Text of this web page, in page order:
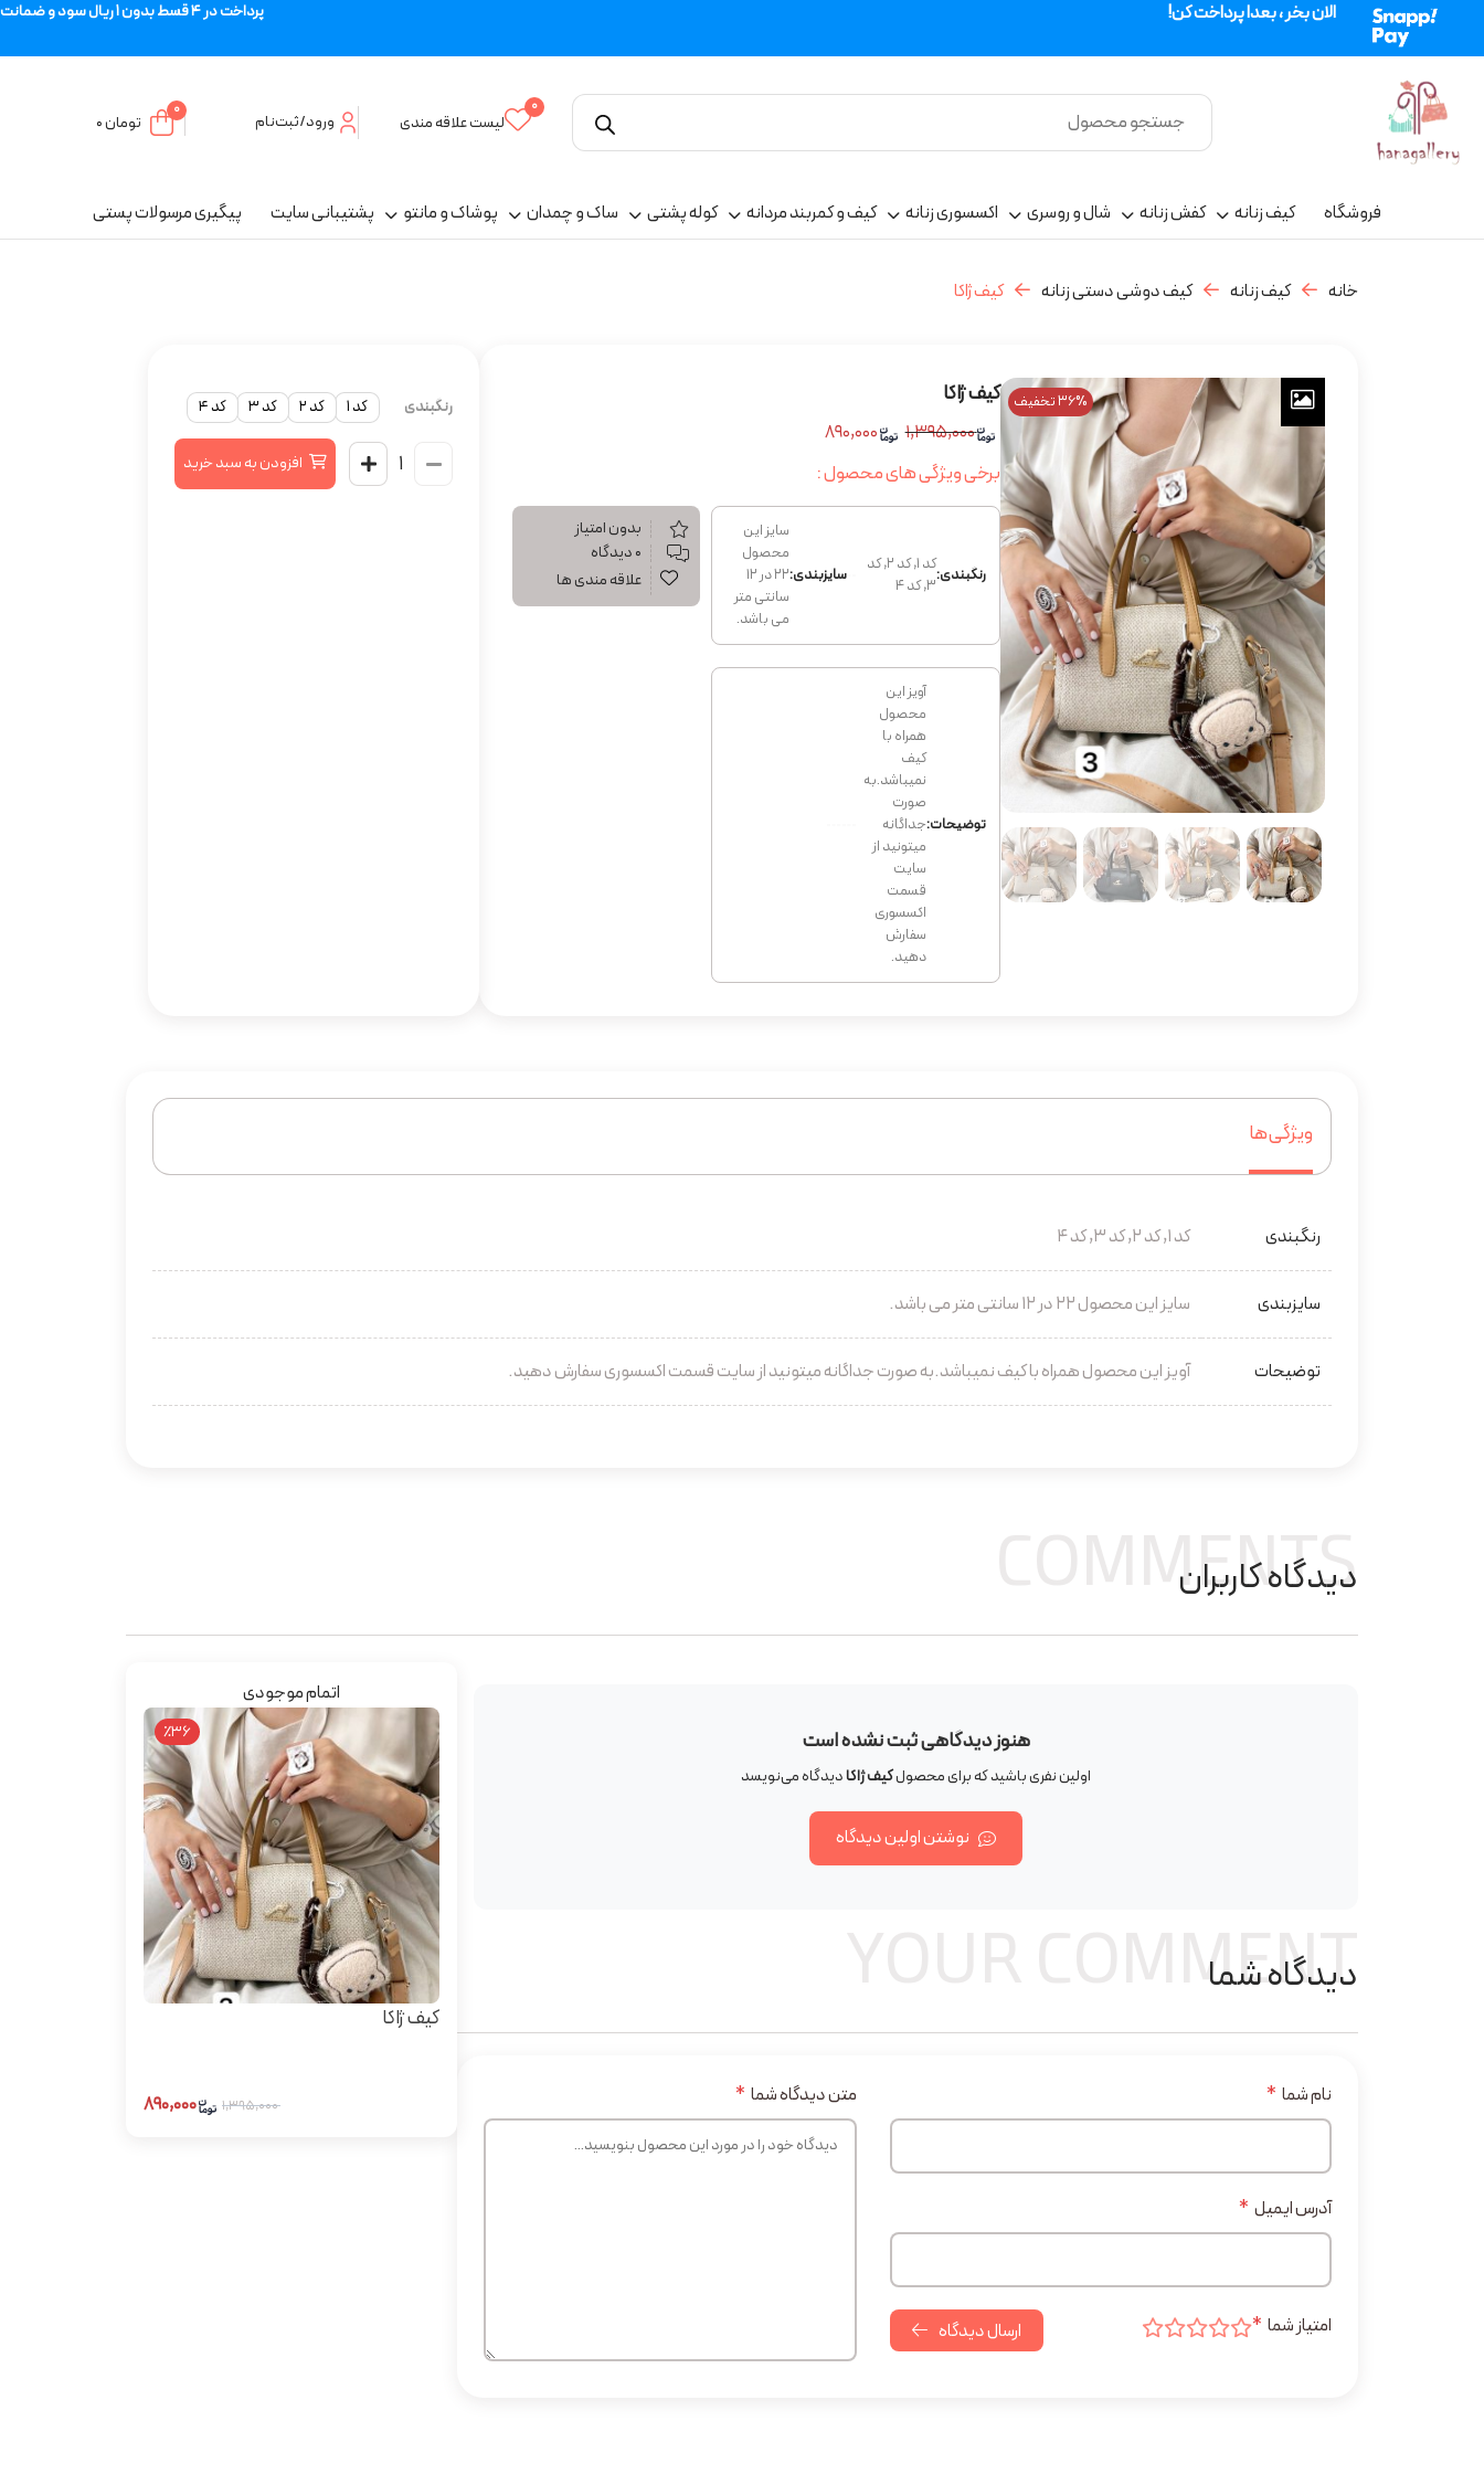
الان بخر ، بعدا پرداخت کن! پرداخت در 4 قسط بدون 1 ریال سود و ضمانت
0
لیست علاقه مندی ورود/ثبت‌نام
0
تومان
فروشگاه کیف زنانه کفش زنانه شال و روسری اکسسوری زنانه کیف و کمربند مردانه کوله پشتی ساک و چمدان پوشاک و مانتو پشتیبانی سایت پیگیری مرسولات پستی
خانه کیف زنانه کیف دوشی دستی زنانه کیف ژاکا
36% تخفیف کیف ژاکا
۱,۳۹۵,۰۰۰
برخی ویژگی های محصول :
رنگبندی:
کد 1, کد 2, کد
3, کد 4
سایزبندی:
سایز این
محصول
22 در 12
سانتی متر
می باشد.
توضیحات:
آویز این
محصول
همراه با
کیف
نمیباشد.به
صورت
جداگانه
میتونید از
سایت
قسمت
اکسسوری
سفارش
دهید.
بدون امتیاز
۰ دیدگاه
علاقه مندی ها
رنگبندی کد 1 کد 2 کد 3 کد 4
افزودن به سبد خرید
ویژگی‌ها
رنگبندی کد 1, کد 2, کد 3, کد 4
سایزبندی سایز این محصول 22 در 12 سانتی متر می باشد.
توضیحات آویز این محصول همراه با کیف نمیباشد.به صورت جداگانه میتونید از سایت قسمت اکسسوری سفارش دهید.
دیدگاه کاربران
COMMENTS
هنوز دیدگاهی ثبت نشده است
اولین نفری باشید که برای محصولکیف ژاکادیدگاه می‌نویسد
نوشتن اولین دیدگاه
دیدگاه شما
YOUR COMMENT
نام شما *
آدرس ایمیل *
امتیاز شما * ارسال دیدگاه
متن دیدگاه شما *
اتمام موجودی
٪36
کیف ژاکا
۱,۳۹۵,۰۰۰